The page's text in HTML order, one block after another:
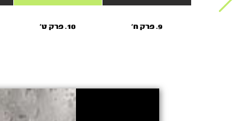
9. פרק ח' 10. פרק ט'